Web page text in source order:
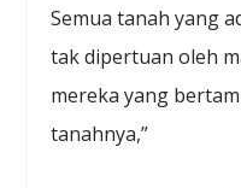
Semua tanah yang
tak dipertuan oleh
mereka yang
tanahnya,”